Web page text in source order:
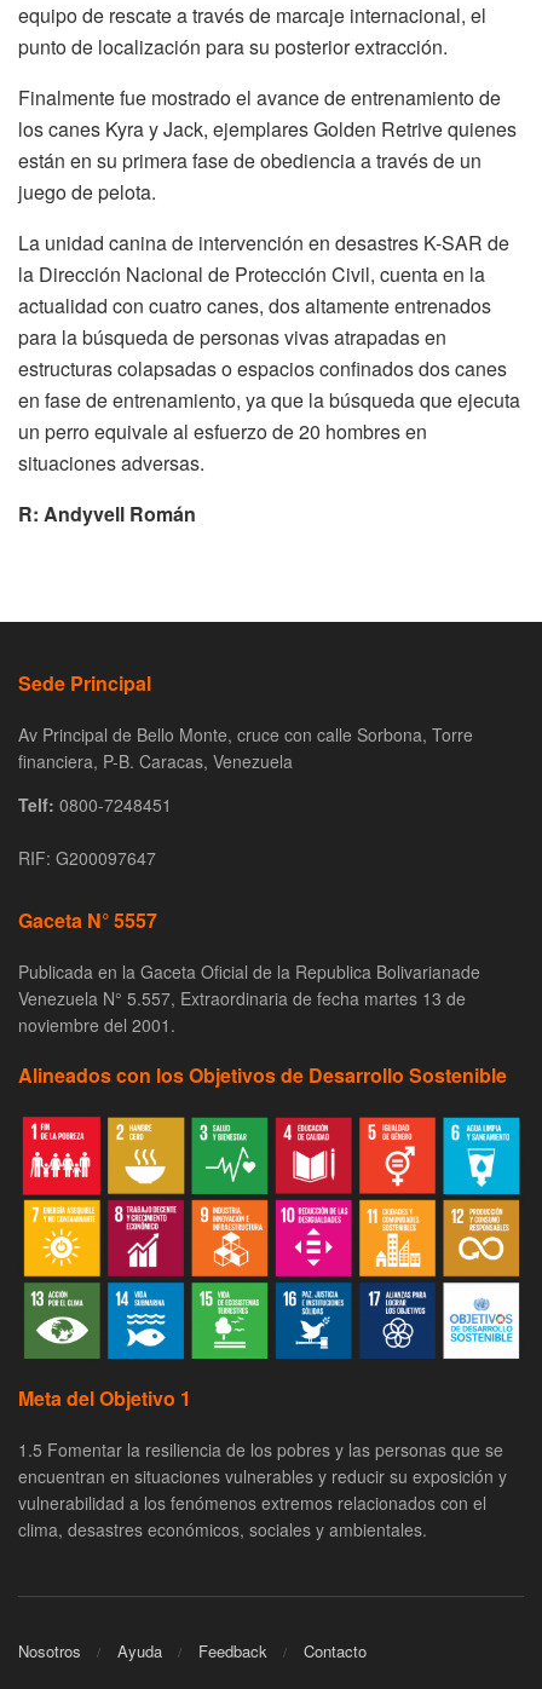
equipo de rescate a través de marcaje internacional, el
punto de localización para su posterior extracción.
Finalmente fue mostrado el avance de entrenamiento de
los canes Kyra y Jack, ejemplares Golden Retrive quienes
están en su primera fase de obediencia a través de un
juego de pelota.
La unidad canina de intervención en desastres K-SAR de
la Dirección Nacional de Protección Civil, cuenta en la
actualidad con cuatro canes, dos altamente entrenados
para la búsqueda de personas vivas atrapadas en
estructuras colapsadas o espacios confinados dos canes
en fase de entrenamiento, ya que la búsqueda que ejecuta
un perro equivale al esfuerzo de 20 hombres en
situaciones adversas.
R: Andyvell Román
Sede Principal
Av Principal de Bello Monte, cruce con calle Sorbona, Torre
financiera, P-B. Caracas, Venezuela
Telf: 0800-7248451
RIF: G200097647
Gaceta N° 5557
Publicada en la Gaceta Oficial de la Republica Bolivarianade
Venezuela N° 5.557, Extraordinaria de fecha martes 13 de
noviembre del 2001.
Alineados con los Objetivos de Desarrollo Sostenible
Meta del Objetivo 1
1.5 Fomentar la resiliencia de los pobres y las personas que se
encuentran en situaciones vulnerables y reducir su exposición y
vulnerabilidad a los fenómenos extremos relacionados con el
clima, desastres económicos, sociales y ambientales.
Nosotros Ayuda Feedback Contacto